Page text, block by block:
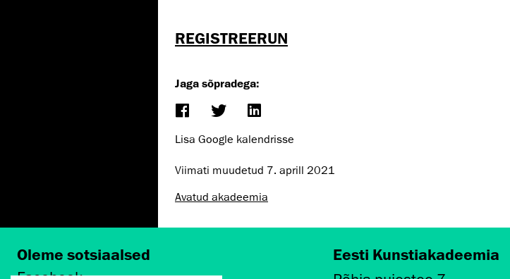
REGISTREERUN
Jaga sõpradega:
Lisa Google kalendrisse
Viimati muudetud 7. aprill 2021
Avatud akadeemia
Oleme sotsiaalsed Eesti Kunstiakadeemia